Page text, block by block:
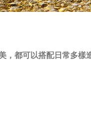
都可以搭配日常多樣